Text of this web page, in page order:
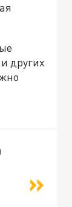
других